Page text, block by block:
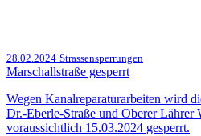
28.02.2024 Strassensperrungen
Marschallstraße gesperrt
Wegen Kanalreparaturarbeiten wird
Dr.-Eberle-Straße und Oberer Lährer
voraussichtlich 15.03.2024 gesperrt.